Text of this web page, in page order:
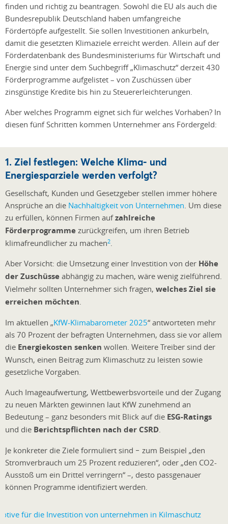
finden und richtig zu beantragen. Sowohl die EU als auch die
Bundesrepublik Deutschland haben umfangreiche
Fördertöpfe aufgestellt. Sie sollen Investitionen ankurbeln,
damit die gesetzten Klimaziele erreicht werden. Allein auf der
Förderdatenbank des Bundesministeriums für Wirtschaft und
Energie sind unter dem Suchbegriff „Klimaschutz“ derzeit 430
Förderprogramme aufgelistet – von Zuschüssen über
zinsgünstige Kredite bis hin zu Steuererleichterungen.
Aber welches Programm eignet sich für welches Vorhaben? In
diesen fünf Schritten kommen Unternehmer ans Fördergeld:
1. Ziel festlegen: Welche Klima- und
Energiesparziele werden verfolgt?
Gesellschaft, Kunden und Gesetzgeber stellen immer höhere
Ansprüche an die Nachhaltigkeit von Unternehmen. Um diese
zu erfüllen, können Firmen aufzahlreiche
Förderprogramme zurückgreifen, um ihren Betrieb
klimafreundlicher zu machen2.
Aber Vorsicht: die Umsetzung einer Investition von der Höhe
der Zuschüsse abhängig zu machen, wäre wenig zielführend.
Vielmehr sollten Unternehmer sich fragen, welches Ziel sie
erreichen möchten.
Im aktuellen „KfW-Klimabarometer 2025“ antworteten mehr
als 70 Prozent der befragten Unternehmen, dass sie vor allem
die Energiekosten senken wollen. Weitere Treiber sind der
Wunsch, einen Beitrag zum Klimaschutz zu leisten sowie
gesetzliche Vorgaben.
Auch Imageaufwertung, Wettbewerbsvorteile und der Zugang
zu neuen Märkten gewinnen laut KfW zunehmend an
Bedeutung – ganz besonders mit Blick auf die ESG-Ratings
und die Berichtspflichten nach der CSRD.
Je konkreter die Ziele formuliert sind − zum Beispiel „den
Stromverbrauch um 25 Prozent reduzieren“, oder „den CO2-
Ausstoß um ein Drittel verringern“ –, desto passgenauer
können Programme identifiziert werden.